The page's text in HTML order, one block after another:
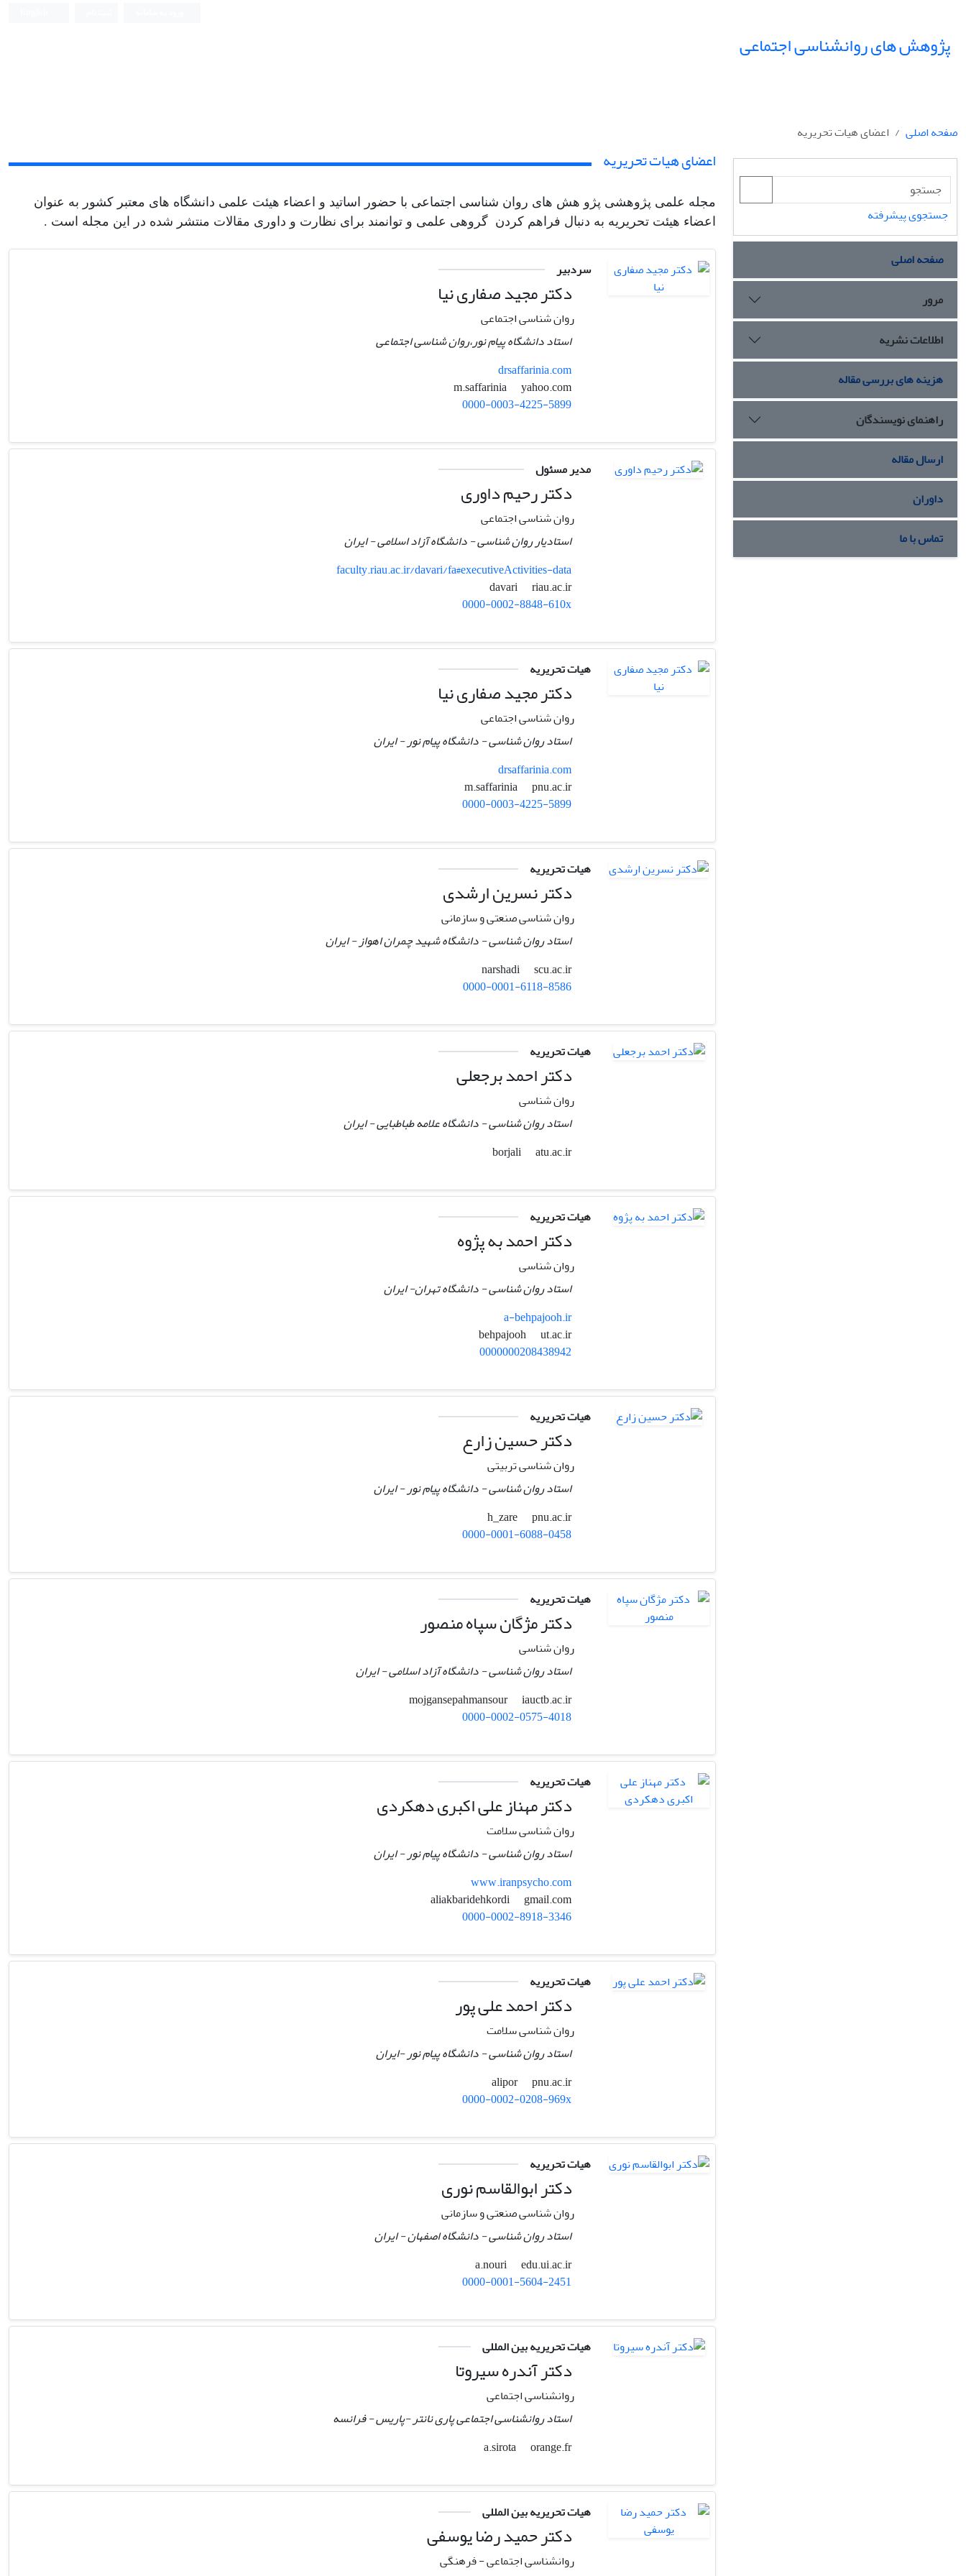
پژوهش های روانشناسی اجتماعی
صفحه اصلی اعضای هیات تحریریه
جستجوی پیشرفته
صفحه اصلی
مرور
اطلاعات نشریه
هزینه های بررسی مقاله
راهنمای نویسندگان
ارسال مقاله
داوران
تماس با ما
اعضای هیات تحریریه
مجله علمی پژوهشی پژو هش های روان شناسی اجتماعی با حضور اساتید و اعضاء هیئت علمی دانشگاه های معتبر کشور به عنوان
اعضاء هیئت تحریریه به دنبال فراهم کردن گروهی علمی و توانمند برای نظارت و داوری مقالات منتشر شده در این مجله است .
سردبیر
دکتر مجید صفاری نیا
روان شناسی اجتماعی
استاد دانشگاه پیام نور،روان شناسی اجتماعی
drsaffarinia.com
yahoo.com
0000-0003-4225-5899
مدیر مسئول
دکتر رحیم داوری
روان شناسی اجتماعی
استادیار روان شناسی - دانشگاه آزاد اسلامی - ایران
faculty.riau.ac.ir/davari/fa#executiveActivities-data
davari
riau.ac.ir
0000-0002-8848-610x
هیات تحریریه
دکتر مجید صفاری نیا
روان شناسی اجتماعی
استاد روان شناسی - دانشگاه پیام نور - ایران
drsaffarinia.com
m.saffarinia
pnu.ac.ir
0000-0003-4225-5899
هیات تحریریه
دکتر نسرین ارشدی
روان شناسی صنعتی و سازمانی
استاد روان شناسی - دانشگاه شهید چمران اهواز - ایران
narshadi
scu.ac.ir
0000-0001-6118-8586
هیات تحریریه
دکتر احمد برجعلی
روان شناسی
استاد روان شناسی - دانشگاه علامه طباطبایی - ایران
borjali
atu.ac.ir
هیات تحریریه
دکتر احمد به پژوه
روان شناسی
استاد روان شناسی - دانشگاه تهران- ایران
a-behpajooh.ir
behpajooh
ut.ac.ir
0000000208438942
هیات تحریریه
دکتر حسین زارع
روان شناسی تربیتی
استاد روان شناسی - دانشگاه پیام نور - ایران
h_zare
pnu.ac.ir
0000-0001-6088-0458
هیات تحریریه
دکتر مژگان سپاه منصور
روان شناسی
استاد روان شناسی - دانشگاه آزاد اسلامی - ایران
mojgansepahmansour
iauctb.ac.ir
0000-0002-0575-4018
هیات تحریریه
دکتر مهناز علی اکبری دهکردی
روان شناسی سلامت
استاد روان شناسی - دانشگاه پیام نور - ایران
www.iranpsycho.com
gmail.com
0000-0002-8918-3346
هیات تحریریه
دکتر احمد علی پور
روان شناسی سلامت
استاد روان شناسی - دانشگاه پیام نور -ایران
alipor
pnu.ac.ir
0000-0002-0208-969x
هیات تحریریه
دکتر ابوالقاسم نوری
روان شناسی صنعتی و سازمانی
استاد روان شناسی - دانشگاه اصفهان - ایران
a.nouri
edu.ui.ac.ir
0000-0001-5604-2451
هیات تحریریه بین المللی
دکتر آندره سیروتا
روانشناسی اجتماعی
استاد روانشناسی اجتماعی پاری نانتر -پاریس - فرانسه
a.sirota
orange.fr
هیات تحریریه بین المللی
دکتر حمید رضا یوسفی
روانشناسی اجتماعی - فرهنگی